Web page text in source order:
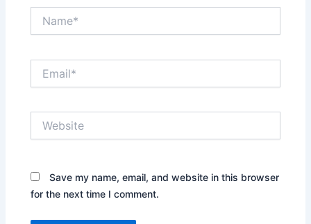
Save my name, email, and website in this browser
for the next time I comment.